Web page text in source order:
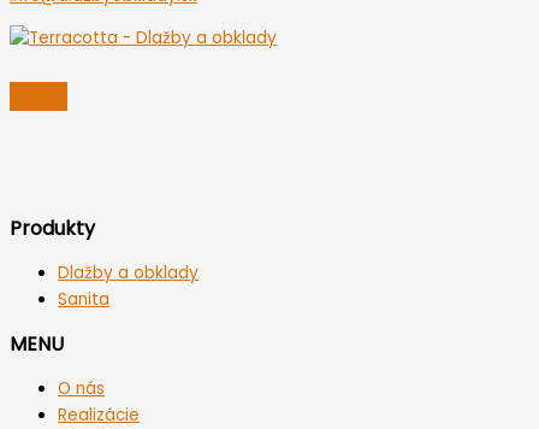
Produkty
Dlažby a obklady
Sanita
MENU
O nás
Realizácie